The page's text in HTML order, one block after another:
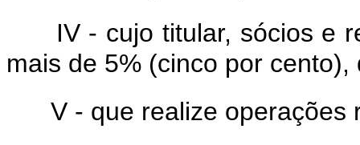
IV - cujo titular, sócios e
mais de 5% (cinco por
V - que realize operações